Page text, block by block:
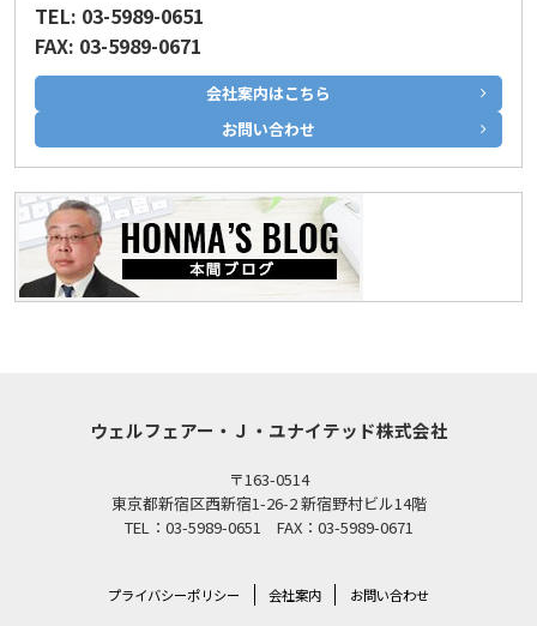
TEL: 03-5989-0651
FAX: 03-5989-0671
会社案内はこちら
お問い合わせ
ウェルフェアー・Ｊ・ユナイテッド株式会社
〒163-0514
東京都新宿区西新宿1-26-2 新宿野村ビル14階
TEL：03-5989-0651 FAX：03-5989-0671
プライバシーポリシー 会社案内 お問い合わせ